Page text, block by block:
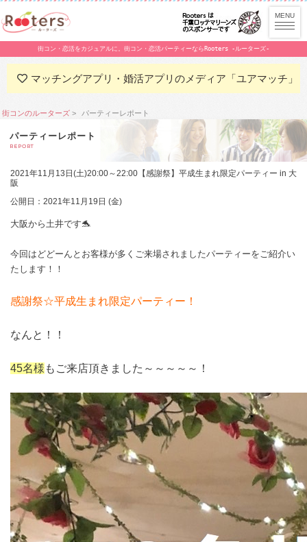
街コン・恋活をカジュアルに。街コン・恋活パーティーならRooters -ルーターズ-
マッチングアプリ・婚活アプリのメディア「ユアマッチ」
街コンのルーターズ パーティーレポート
パーティーレポート
REPORT
2021年11月13日(土)20:00～22:00【感謝祭】平成生まれ限定パーティー in 大
阪
公開日：2021年11月19日 (金)
大阪から土井です🐬
今回はどどーんとお客様が多くご来場されましたパーティーをご紹介い
たします！！
感謝祭☆平成生まれ限定パーティー！
なんと！！
45名様 もご来店頂きました～～～～～！